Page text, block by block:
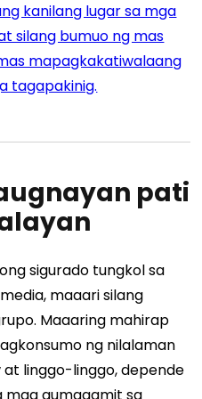
kanilang lugar sa mga
silang bumuo ng mas
mapagkakatiwalaang
tagapakinig.
pati
sigurado tungkol sa
maaari silang
Maaaring mahirap
ng nilalaman
linggo-linggo, depende
mga gumagamit sa